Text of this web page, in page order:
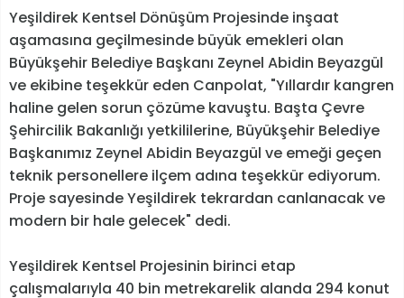
Yeşildirek Kentsel Dönüşüm Projesinde inşaat
aşamasına geçilmesinde büyük emekleri olan
Büyükşehir Belediye Başkanı Zeynel Abidin Beyazgül
ve ekibine teşekkür eden Canpolat, "Yıllardır kangren
haline gelen sorun çözüme kavuştu. Başta Çevre
Şehircilik Bakanlığı yetkililerine, Büyükşehir Belediye
Başkanımız Zeynel Abidin Beyazgül ve emeği geçen
teknik personellere ilçem adına teşekkür ediyorum.
Proje sayesinde Yeşildirek tekrardan canlanacak ve
modern bir hale gelecek" dedi.
Yeşildirek Kentsel Projesinin birinci etap
çalışmalarıyla 40 bin metrekarelik alanda 294 konut